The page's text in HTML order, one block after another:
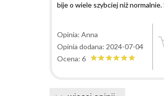
bije o wiele szybciej niż
dobrymi zawodami, dorastającą i
spowodowało efekt domina i
pogrąża się w depresji po
Opinia: Anna
Opinia dodana: 2024-07-04
Ocena: 6